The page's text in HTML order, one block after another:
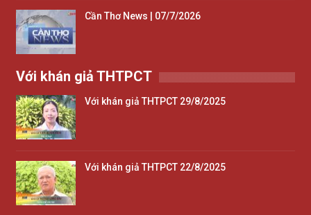
Cần Thơ News | 07/7/2026
Với khán giả THTPCT
Với khán giả THTPCT 29/8/2025
Với khán giả THTPCT 22/8/2025